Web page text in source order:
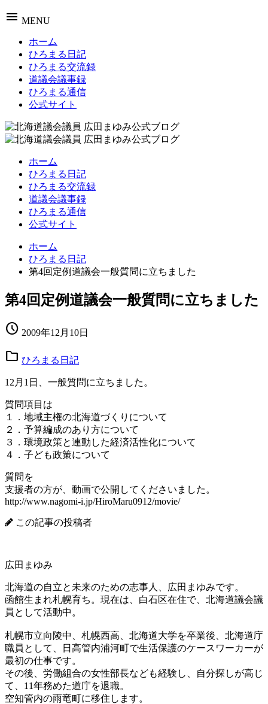
menu MENU
ホーム
ひろまる日記
ひろまる交流録
道議会議事録
ひろまる通信
公式サイト
ホーム
ひろまる日記
ひろまる交流録
道議会議事録
ひろまる通信
公式サイト
ホーム
ひろまる日記
第4回定例道議会一般質問に立ちました
第4回定例道議会一般質問に立ちました
schedule 2009年12月10日
folder ひろまる日記
12月1日、一般質問に立ちました。
質問項目は
１．地域主権の北海道づくりについて
２．予算編成のあり方について
３．環境政策と連動した経済活性化について
４．子ども政策について
質問を
支援者の方が、動画で公開してくださいました。
http://www.nagomi-i.jp/HiroMaru0912/movie/
この記事の投稿者
広田まゆみ
北海道の自立と未来のための志事人、広田まゆみです。
函館生まれ札幌育ち。現在は、白石区在住で、北海道議会議
員として活動中。
札幌市立向陵中、札幌西高、北海道大学を卒業後、北海道庁
職員として、日高管内浦河町で生活保護のケースワーカーが
最初の仕事です。
その後、労働組合の女性部長なども経験し、自分探しが高じ
て、11年務めた道庁を退職。
空知管内の雨竜町に移住します。